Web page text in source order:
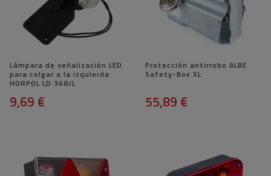
Lámpara de señalización LED
para colgar a la izquierda
HORPOL LD 368/L
9,69 €
Protección antirrobo ALBE
Safety-Box XL
55,89 €